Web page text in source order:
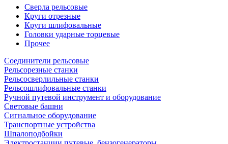
Сверла рельсовые
Круги отрезные
Круги шлифовальные
Головки ударные торцевые
Прочее
Соединители рельсовые
Рельсорезные станки
Рельсосверлильные станки
Рельсошлифовальные станки
Ручной путевой инструмент и оборудование
Световые башни
Сигнальное оборудование
Транспортные устройства
Шпалоподбойки